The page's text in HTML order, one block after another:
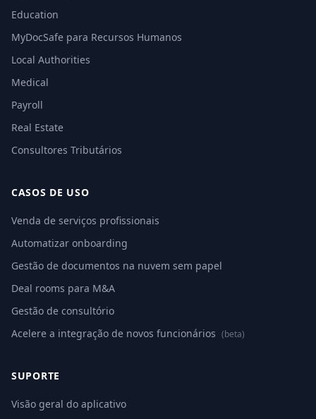
Education
MyDocSafe para Recursos Humanos
Local Authorities
Medical
Payroll
Real Estate
Consultores Tributários
CASOS DE USO
Venda de serviços profissionais
Automatizar onboarding
Gestão de documentos na nuvem sem papel
Deal rooms para M&A
Gestão de consultório
Acelere a integração de novos funcionários (beta)
SUPORTE
Visão geral do aplicativo